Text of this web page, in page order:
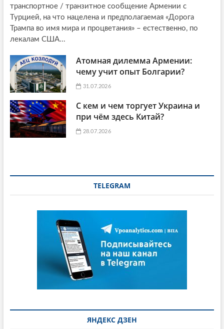
транспортное / транзитное сообщение Армении с
Турцией, на что нацелена и предполагаемая «Дорога
Трампа во имя мира и процветания» – естественно, по
лекалам США...
Атомная дилемма Армении:
чему учит опыт Болгарии?
31.07.2026
С кем и чем торгует Украина и
при чём здесь Китай?
28.07.2026
TELEGRAM
ЯНДЕКС ДЗЕН